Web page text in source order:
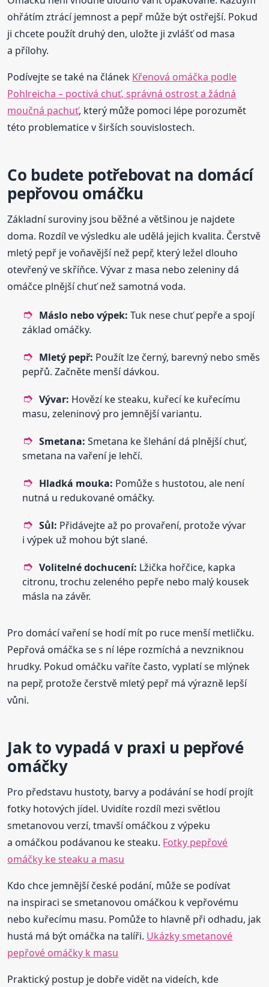
ohřátím ztrácí jemnost a pepř může být ostřejší. Pokud
ji chcete použít druhý den, uložte ji zvlášť od masa
a přílohy.
Podívejte se také na článek Křenová omáčka podle
Pohlreicha – poctivá chuť, správná ostrost a žádná
moučná pachuť, který může pomoci lépe porozumět
této problematice v širších souvislostech.
Co budete potřebovat na domácí
pepřovou omáčku
Základní suroviny jsou běžné a většinou je najdete
doma. Rozdíl ve výsledku ale udělá jejich kvalita. Čerstvě
mletý pepř je voňavější než pepř, který ležel dlouho
otevřený ve skříňce. Vývar z masa nebo zeleniny dá
omáčce plnější chuť než samotná voda.
Máslo nebo výpek: Tuk nese chuť pepře a spojí
základ omáčky.
Mletý pepř: Použít lze černý, barevný nebo směs
pepřů. Začněte menší dávkou.
Vývar: Hovězí ke steaku, kuřecí ke kuřecímu
masu, zeleninový pro jemnější variantu.
Smetana: Smetana ke šlehání dá plnější chuť,
smetana na vaření je lehčí.
Hladká mouka: Pomůže s hustotou, ale není
nutná u redukované omáčky.
Sůl: Přidávejte až po provaření, protože vývar
i výpek už mohou být slané.
Volitelné dochucení: Lžička hořčice, kapka
citronu, trochu zeleného pepře nebo malý kousek
másla na závěr.
Pro domácí vaření se hodí mít po ruce menší metličku.
Pepřová omáčka se s ní lépe rozmíchá a nevzniknou
hrudky. Pokud omáčku vaříte často, vyplatí se mlýnek
na pepř, protože čerstvě mletý pepř má výrazně lepší
vůni.
Jak to vypadá v praxi u pepřové
omáčky
Pro představu hustoty, barvy a podávání se hodí projít
fotky hotových jídel. Uvidíte rozdíl mezi světlou
smetanovou verzí, tmavší omáčkou z výpeku
a omáčkou podávanou ke steaku. Fotky pepřové
omáčky ke steaku a masu
Kdo chce jemnější české podání, může se podívat
na inspiraci se smetanovou omáčkou k vepřovému
nebo kuřecímu masu. Pomůže to hlavně při odhadu, jak
hustá má být omáčka na talíři. Ukázky smetanové
pepřové omáčky k masu
Praktický postup je dobře vidět na videích, kde